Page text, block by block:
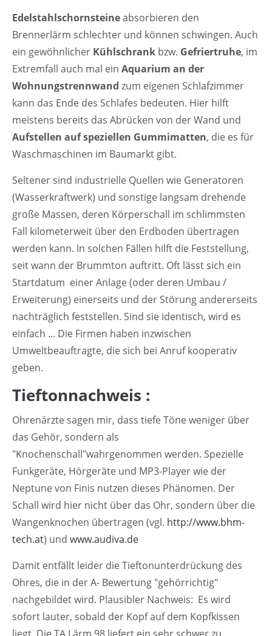
info@yourdomain.com
About us
Lorem ipsum dolor sit amet, consectetuer
adipiscing elit.
Aenean commodo ligula eget dolor. Aenean
massa. Cum sociis natoque penatibus et magnis
dis parturient montes, nascetur ridiculus mus.
Donec quam felis, ultricies nec.
Edelstahlschornsteineabsorbieren den
Brennerlärm schlechter und können schwingen. Auch
ein gewöhnlicher Kühlschrank bzw. Gefriertruhe, im
Extremfall auch mal ein Aquarium an der
Wohnungstrennwand zum eigenen Schlafzimmer
kann das Ende des Schlafes bedeuten. Hier hilft
meistens bereits das Abrücken von der Wand und
Aufstellen auf speziellen Gummimatten, die es für
Waschmaschinen im Baumarkt gibt.
Seltener sind industrielle Quellen wie Generatoren
(Wasserkraftwerk) und sonstige langsam drehende
große Massen, deren Körperschall im schlimmsten
Fall kilometerweit über den Erdboden übertragen
werden kann. In solchen Fällen hilft die Feststellung,
seit wann der Brummton auftritt. Oft lässt sich ein
Startdatum einer Anlage (oder deren Umbau /
Erweiterung) einerseits und der Störung andererseits
nachträglich feststellen. Sind sie identisch, wird es
einfach ... Die Firmen haben inzwischen
Umweltbeauftragte, die sich bei Anruf kooperativ
geben.
Tieftonnachweis :
Ohrenärzte sagen mir, dass tiefe Töne weniger über
das Gehör, sondern als
"Knochenschall"wahrgenommen werden. Spezielle
Funkgeräte, Hörgeräte und MP3-Player wie der
Neptune von Finis nutzen dieses Phänomen. Der
Schall wird hier nicht über das Ohr, sondern über die
Wangenknochen übertragen (vgl. http://www.bhm-
tech.at) und www.audiva.de
Damit entfällt leider die Tieftonunterdrückung des
Ohres, die in der A- Bewertung "gehörrichtig"
nachgebildet wird. Plausibler Nachweis: Es wird
sofort lauter, sobald der Kopf auf dem Kopfkissen
liegt. Die TA Lärm 98 liefert ein sehr schwer zu